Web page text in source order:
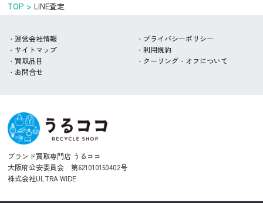
TOP LINE査定
運営会社情報
プライバシーポリシー
サイトマップ
利用規約
買取品目
クーリング・オフについて
お問合せ
ブランド買取専門店 うるココ
大阪府公安委員会 第621010150402号
株式会社ULTRA WIDE